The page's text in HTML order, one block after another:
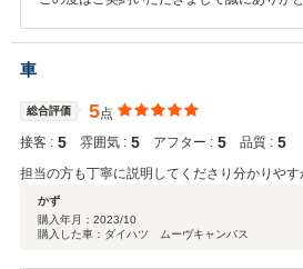
ます。 何かお困りの際はぜひお気軽にお立
車
総合評価 5点
接客 : 5 雰囲気 : 5 アフター : 5 品質 : 5
担当の方も丁寧に説明してくださり分かりやす
かず
購入年月： 2023/10
購入した車：ダイハツ ムーヴキャンバス